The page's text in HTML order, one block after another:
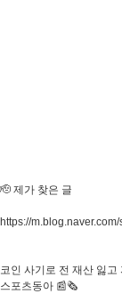
🫡 제가 찾은 글
https://
코인 사기로 전 재산 잃고
스포츠동아 📰🗞